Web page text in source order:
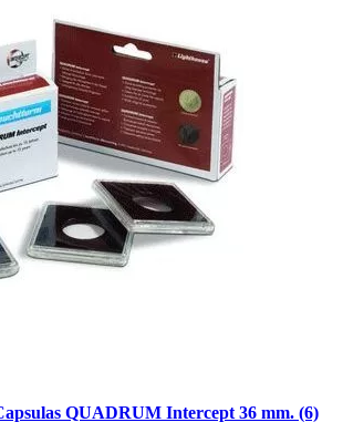
QUADRUM Intercept 36 mm. (6)